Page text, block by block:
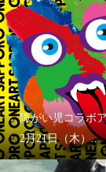
障がい児コラボ
2月21日（木）...